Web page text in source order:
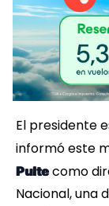
El presidente
informó este
Pultecomo
Nacional, una